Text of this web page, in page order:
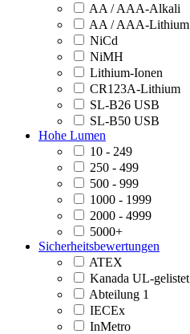
AA / AAA-Alkali
AA / AAA-Lithium
NiCd
NiMH
Lithium-Ionen
CR123A-Lithium
SL-B26 USB
SL-B50 USB
Hohe Lumen
10 - 249
250 - 499
500 - 999
1000 - 1999
2000 - 4999
5000+
Sicherheitsbewertungen
ATEX
Kanada UL-gelistet
Abteilung 1
IECEx
InMetro